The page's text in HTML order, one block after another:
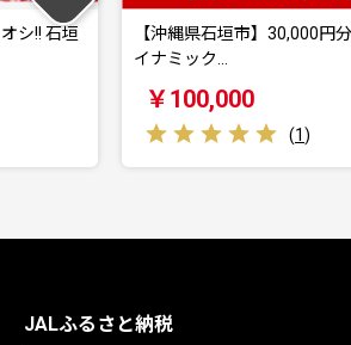
シ!! 石垣
【沖縄県石垣市】30,000円
イナミック…
￥100,000
(1)
JALふるさと納税